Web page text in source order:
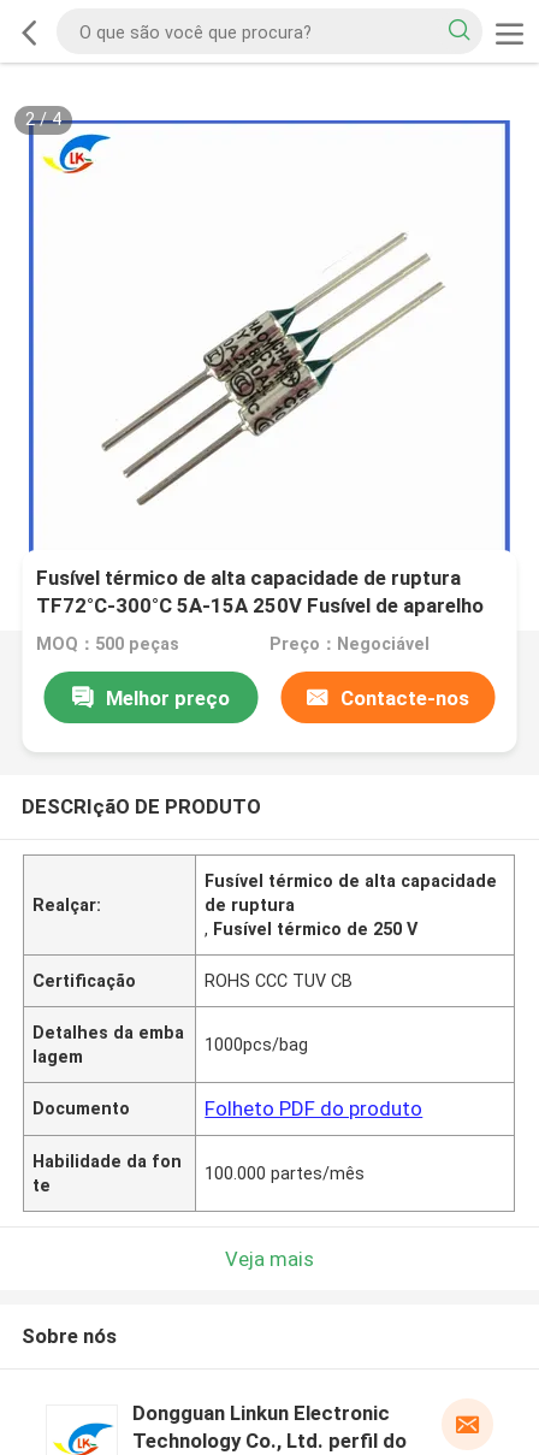
2/4
Fusível térmico de alta capacidade de ruptura
TF72°C-300°C 5A-15A 250V Fusível de aparelho
doméstico de cozinha de arroz
MOQ：500 peças Preço：Negociável
Melhor preço Contacte-nos
DESCRIçãO DE PRODUTO
Realçar:
Fusível térmico de alta capacidade
de ruptura
, Fusível térmico de 250 V
Certificação ROHS CCC TUV CB
Detalhes da emba
lagem
1000pcs/bag
Documento Folheto PDF do produto
Habilidade da fon
te
100.000 partes/mês
Veja mais
Sobre nós
Dongguan Linkun Electronic
Technology Co., Ltd. perfil do